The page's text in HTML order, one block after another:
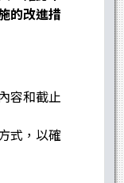
的改進措
容和截止
式，以確